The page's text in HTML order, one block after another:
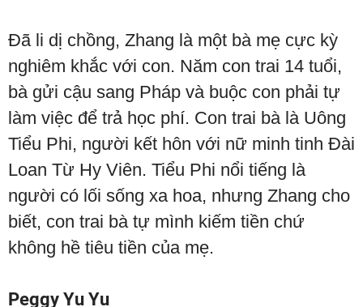
Đã li dị chồng, Zhang là một bà mẹ cực kỳ
nghiêm khắc với con. Năm con trai 14 tuổi,
bà gửi cậu sang Pháp và buộc con phải tự
làm việc để trả học phí. Con trai bà là Uông
Tiểu Phi, người kết hôn với nữ minh tinh Đài
Loan Từ Hy Viên. Tiểu Phi nổi tiếng là
người có lối sống xa hoa, nhưng Zhang cho
biết, con trai bà tự mình kiếm tiền chứ
không hề tiêu tiền của mẹ.
Peggy Yu Yu